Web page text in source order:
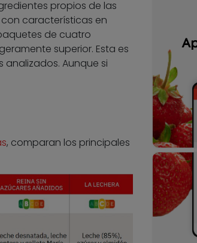
propios de las
características en
de cuatro
superior. Esta es
Aunque si
, comparan los principales